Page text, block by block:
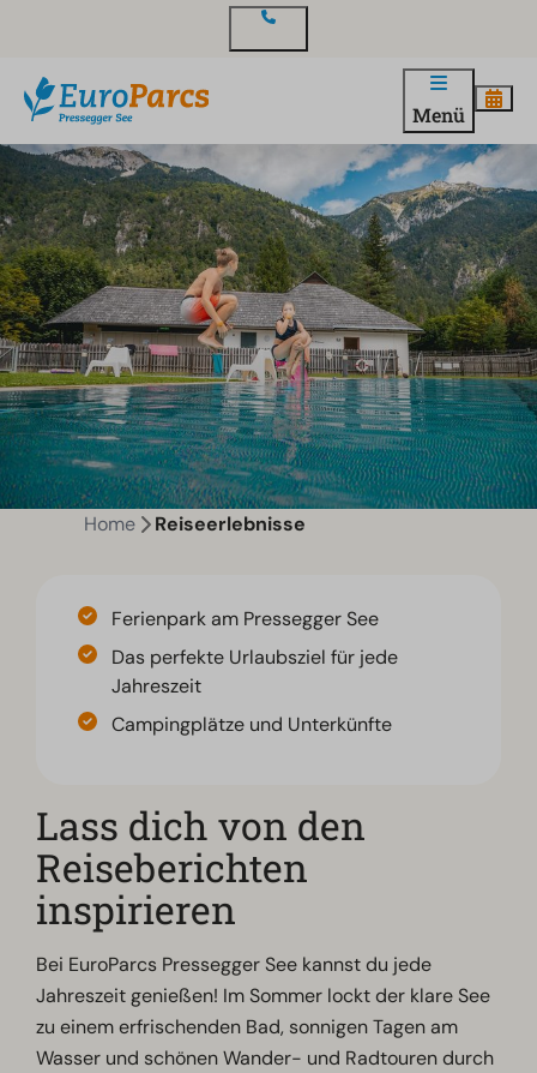
Menü
Home Reiseerlebnisse
Ferienpark am Pressegger See
Das perfekte Urlaubsziel für jede
Jahreszeit
Campingplätze und Unterkünfte
Lass dich von den
Reiseberichten
inspirieren
Bei EuroParcs Pressegger See kannst du jede
Jahreszeit genießen! Im Sommer lockt der klare See
zu einem erfrischenden Bad, sonnigen Tagen am
Wasser und schönen Wander- und Radtouren durch